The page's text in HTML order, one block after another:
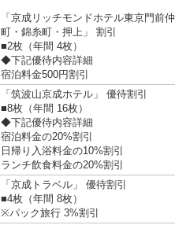
「京成リッチモンドホテル東京門前仲
町・錦糸町・押上」 割引
■2枚（年間 4枚）
◆下記優待内容詳細
宿泊料金500円割引
「筑波山京成ホテル」 優待割引
■8枚（年間 16枚）
◆下記優待内容詳細
宿泊料金の20%割引
日帰り入浴料金の10%割引
ランチ飲食料金の20%割引
「京成トラベル」 優待割引
■4枚（年間 8枚）
※パック旅行 3%割引